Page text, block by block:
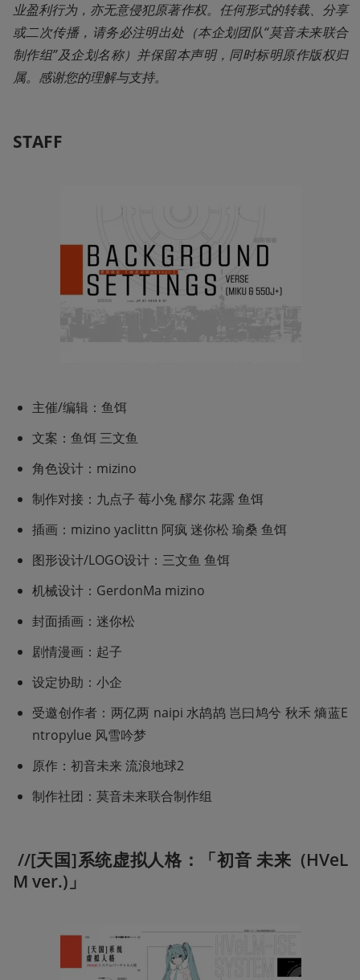
业盈利行为，亦无意侵犯原著作权。任何形式的转载、分享
或二次传播，请务必注明出处（本企划团队“莫音未来联合
制作组”及企划名称）并保留本声明，同时标明原作版权归
属。感谢您的理解与支持。
STAFF
主催/编辑：鱼饵
文案：鱼饵 三文鱼
角色设计：mizino
制作对接：九点子 莓小兔 醪尔 花露 鱼饵
插画：mizino yaclittn 阿疯 迷你松 瑜桑 鱼饵
图形设计/LOGO设计：三文鱼 鱼饵
机械设计：GerdonMa mizino
封面插画：迷你松
剧情漫画：起子
设定协助：小企
受邀创作者：两亿两 naipi 水鸪鸪 岂曰鸠兮 秋禾 熵蓝E
ntropylue 风雪吟梦
原作：初音未来 流浪地球2
制作社团：莫音未来联合制作组
M ver.)」